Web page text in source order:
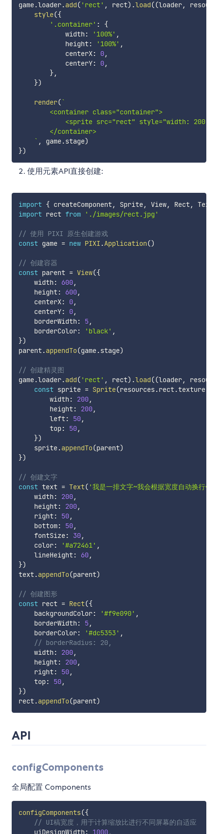
game.loader.add( 'rect' , rect) .load((loader,
style({
'.container' :
{
            width
: '100%' ,
            height
: '100%' ,
            centerX
: 0,
            centerY
: 0,
},
})
render(`
        <container class="container">
<sprite src="rect" style="width: 200;
        </container>
` , game.stage)
})
使用元素API直接创建:
import { createComponent, Sprite, View, Rect, Text
import rect from './images/rect.jpg'
// 使用 PIXI 原生创建游戏
const game = new PIXI .Application()
// 创建容器
const parent = View({
    width
: 600,
    height
: 600,
    centerX
: 0,
    centerY
: 0,
    borderWidth
: 5,
    borderColor
: 'black' ,
})
parent.appendTo(game.stage)
// 创建精灵图
game.loader.add( 'rect' , rect) .load((loader,
const sprite = Sprite(resources.rect.texture,
        width
: 200,
        height
: 200,
        left
: 50,
        top
: 50,
})
    sprite
.appendTo(parent)
})
// 创建文字
const text = Text( '我是一排文字~我会根据宽度自动换行~~'
    width
: 200,
    height
: 200,
    right
: 50,
    bottom
: 50,
    fontSize
: 30,
    color
: '#a72461' ,
    lineHeight
: 60,
})
text.appendTo(parent)
// 创建图形
const rect = Rect({
    backgroundColor
: '#f9e090' ,
    borderWidth
: 5,
    borderColor
: '#dc5353' ,
// borderRadius: 20,
    width
: 200,
    height
: 200,
    right
: 50,
    top
: 50,
})
rect.appendTo(parent)
API
configComponents
全局配置 Components
configComponents({
// UI稿宽度，用于计算缩放比进行不同屏幕的自适应
    uiDesignWidth
: 1000,